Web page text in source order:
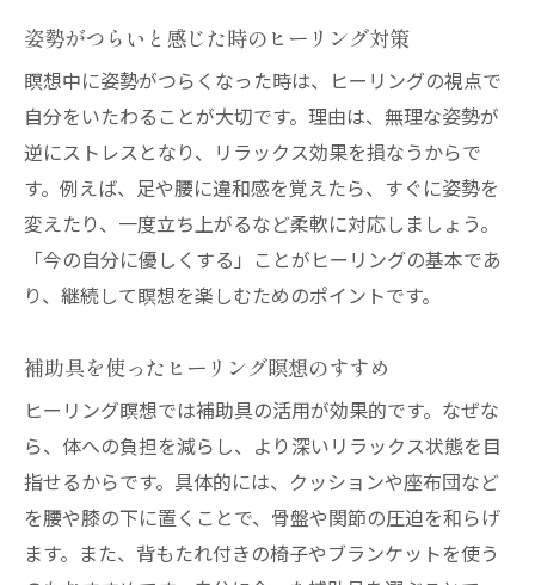
姿勢がつらいと感じた時のヒーリング対策
瞑想中に姿勢がつらくなった時は、ヒーリングの視点で
自分をいたわることが大切です。理由は、無理な姿勢が
逆にストレスとなり、リラックス効果を損なうからで
す。例えば、足や腰に違和感を覚えたら、すぐに姿勢を
変えたり、一度立ち上がるなど柔軟に対応しましょう。
「今の自分に優しくする」ことがヒーリングの基本であ
り、継続して瞑想を楽しむためのポイントです。
補助具を使ったヒーリング瞑想のすすめ
ヒーリング瞑想では補助具の活用が効果的です。なぜな
ら、体への負担を減らし、より深いリラックス状態を目
指せるからです。具体的には、クッションや座布団など
を腰や膝の下に置くことで、骨盤や関節の圧迫を和らげ
ます。また、背もたれ付きの椅子やブランケットを使う